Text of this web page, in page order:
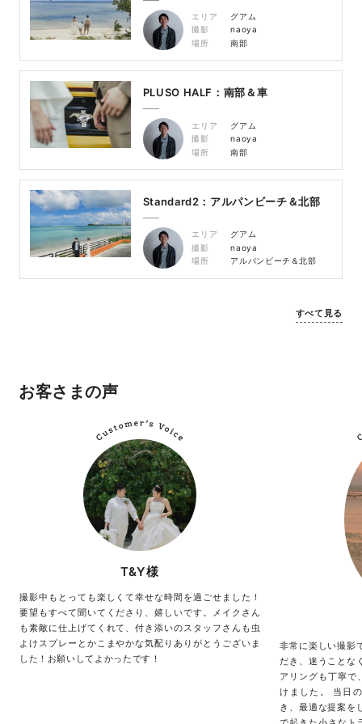
エリア
グアム
撮影
naoya
場所
南部
PLUSO HALF：南部＆車
エリア
グアム
撮影
naoya
場所
南部
Standard2：アルパンビーチ＆北部
エリア
グアム
撮影
naoya
場所
アルパンビーチ＆北部
すべて見る
お客さまの声
T&Y様
撮影中もとっても楽しくて幸せな時間を過ごせました！
要望もすべて聞いてくださり、嬉しいです。メイクさん
も素敵に仕上げてくれて、付き添いのスタッフさんも虫
よけスプレーとかこまやかな気配りありがとうございま
した！お願いしてよかったです！
非常に楽しい撮影
だき、迷うことな
アリングも丁寧で
けました。 当日
き、最適な提案を